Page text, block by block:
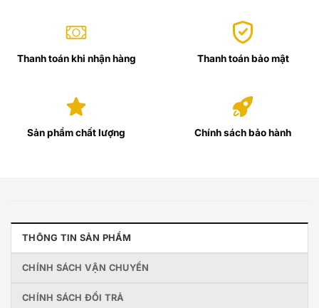
Thanh toán khi nhận hàng Thanh toán bảo mật
Sản phẩm chất lượng Chính sách bảo hành
THÔNG TIN SẢN PHẨM
CHÍNH SÁCH VẬN CHUYỂN
CHÍNH SÁCH ĐỔI TRẢ